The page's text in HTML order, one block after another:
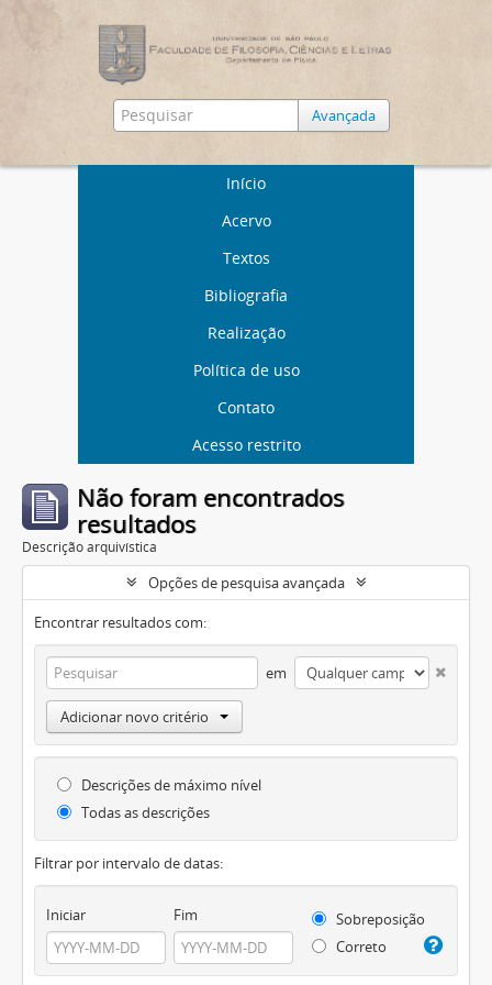
Avançada
Início
Acervo
Textos
Bibliografia
Realização
Política de uso
Contato
Acesso restrito
Não foram encontrados
resultados
Descrição arquivística
Opções de pesquisa avançada
Encontrar resultados com:
em
Adicionar novo critério
Descrições de máximo nível
Todas as descrições
Filtrar por intervalo de datas:
Iniciar Fim
Sobreposição
Correto